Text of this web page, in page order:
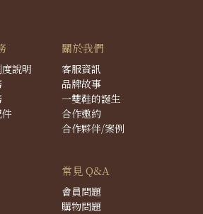
說明
關於我們
客服資訊
品牌故事
一雙鞋的誕生
合作邀約
合作夥伴/案例
常見 Q&A
會員問題
購物問題